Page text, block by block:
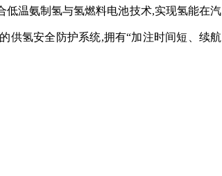
温氨制氢与氢燃料电池技术,实现氢能在汽
供氢安全防护系统,拥有“加注时间短、续航